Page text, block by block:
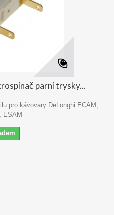
parní trysky...
pro kávovary DeLonghi ECAM,
ESAM